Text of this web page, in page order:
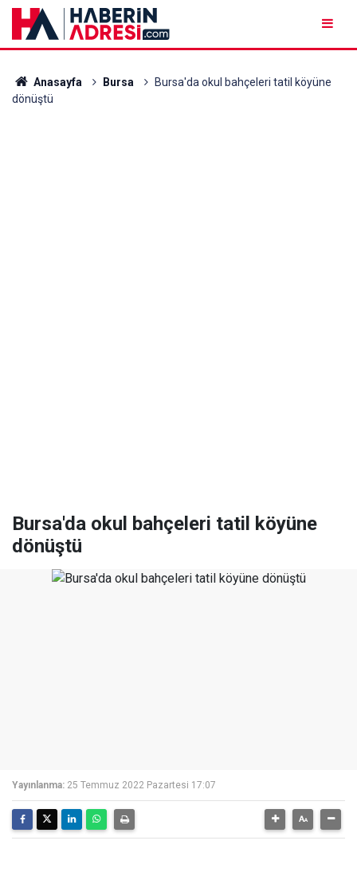
Anasayfa Bursa
Bursa'da okul bahçeleri tatil köyüne
dönüştü
Bursa'da okul bahçeleri tatil köyüne
dönüştü
Yayınlanma: 25 Temmuz 2022 Pazartesi 17:07